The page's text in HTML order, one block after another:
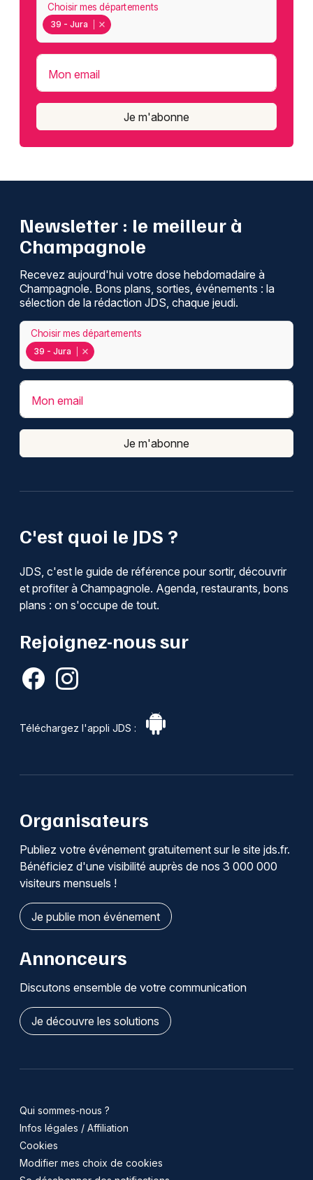
39 - Jura
Choisir mes départements
Mon email
Je m'abonne
C'est quoi le JDS ?
JDS, c'est le guide de référence pour sortir, découvrir
et profiter à Champagnole. Agenda, restaurants, bons
plans : on s'occupe de tout.
Rejoignez-nous sur
Téléchargez l'appli JDS :
Newsletter : le meilleur à
Champagnole
Recevez aujourd'hui votre dose hebdomadaire à
Champagnole. Bons plans, sorties, événements : la
sélection de la rédaction JDS, chaque jeudi.
39 - Jura
Choisir mes départements
Mon email
Je m'abonne
Organisateurs
Publiez votre événement gratuitement sur le site jds.fr.
Bénéficiez d'une visibilité auprès de nos 3 000 000
visiteurs mensuels !
Je publie mon événement
Annonceurs
Discutons ensemble de votre communication
Je découvre les solutions
Qui sommes-nous ?
Infos légales / Affiliation
Cookies
Modifier mes choix de cookies